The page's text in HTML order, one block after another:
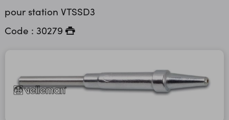
pour station VTSSD3
Code : 30279